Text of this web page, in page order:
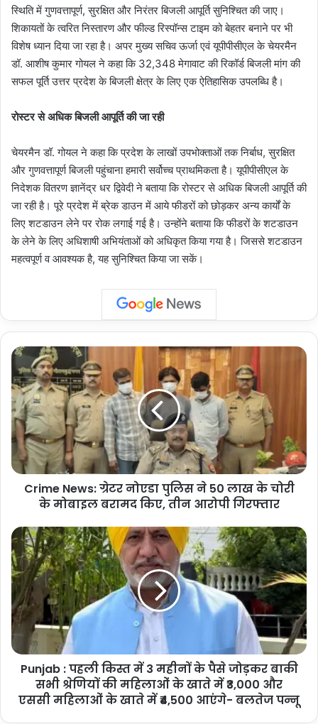
स्थिति में गुणवत्तापूर्ण, सुरक्षित और निरंतर बिजली आपूर्ति सुनिश्चित की जाए।
शिकायतों के त्वरित निस्तारण और फील्ड रिस्पॉन्स टाइम को बेहतर बनाने पर भी
विशेष ध्यान दिया जा रहा है। अपर मुख्य सचिव ऊर्जा एवं यूपीपीसीएल के चेयरमैन
डॉ. आशीष कुमार गोयल ने कहा कि 32,348 मेगावाट की रिकॉर्ड बिजली मांग की
सफल पूर्ति उत्तर प्रदेश के बिजली क्षेत्र के लिए एक ऐतिहासिक उपलब्धि है।
रोस्टर से अधिक बिजली आपूर्ति की जा रही
चेयरमैन डॉ. गोयल ने कहा कि प्रदेश के लाखों उपभोक्ताओं तक निर्बाध, सुरक्षित
और गुणवत्तापूर्ण बिजली पहुंचाना हमारी सर्वोच्च प्राथमिकता है। यूपीपीसीएल के
निदेशक वितरण ज्ञानेंद्र धर द्विवेदी ने बताया कि रोस्टर से अधिक बिजली आपूर्ति की
जा रही है। पूरे प्रदेश में ब्रेक डाउन में आये फीडरों को छोड़कर अन्य कार्यों के
लिए शटडाउन लेने पर रोक लगाई गई है। उन्होंने बताया कि फीडरों के शटडाउन
के लेने के लिए अधिशाषी अभियंताओं को अधिकृत किया गया है। जिससे शटडाउन
महत्वपूर्ण व आवश्यक है, यह सुनिश्चित किया जा सकें।
Crime
News:
ग्रेटर
नोएडा
पुलिस
50
लाख
के
बरामद
किए,
तीन
आरोपी
गिरफ्तार
Crime News: ग्रेटर नोएडा पुलिस ने 50 लाख के चोरी
के मोबाइल बरामद किए, तीन आरोपी गिरफ्तार
Punjab
:
पहली
किस्त
3
महीनों
के
पैसे
जोड़कर
सभी
Punjab : पहली किस्त में 3 महीनों के पैसे जोड़कर बाकी
सभी श्रेणियों की महिलाओं के खाते में ₹3,000 और
एससी महिलाओं के खाते में ₹4,500 आएंगे- बलतेज पन्नू